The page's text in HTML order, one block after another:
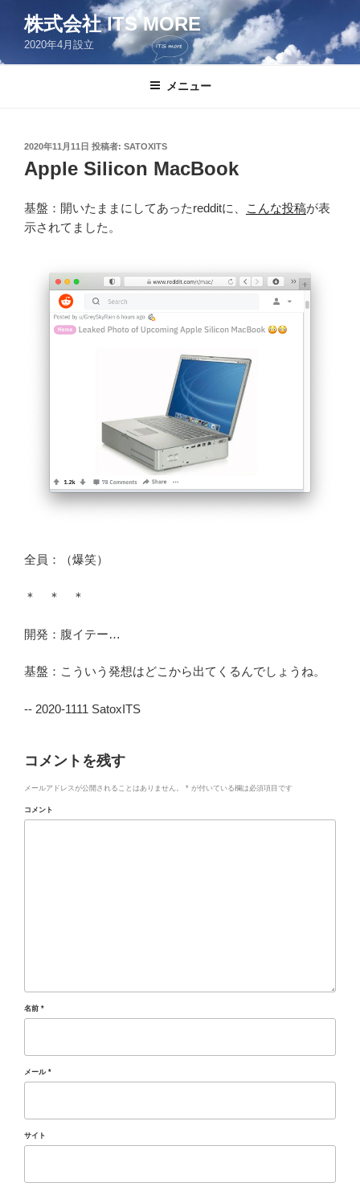
ン
株式会社 ITS MORE
2020年4月設立
メニュー
投
稿
日:
2020年11月11日 投稿者: SATOXITS
Apple Silicon MacBook
基盤：開いたままにしてあったredditに、 こんな投稿が表
示されてました。
全員：（爆笑）
＊ ＊ ＊
開発：腹イテー…
基盤：こういう発想はどこから出てくるんでしょうね。
-- 2020-1111 SatoxITS
コメントを残す
メールアドレスが公開されることはありません。 * が付いている欄は必須項目です
コメント
名前 *
メール *
サイト